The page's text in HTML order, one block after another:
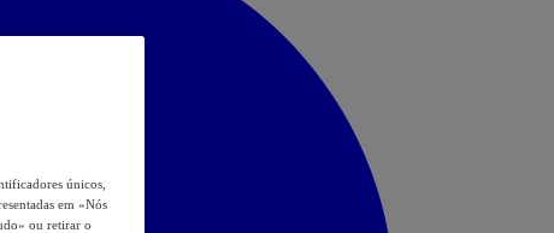
únicos,
em «Nós
ou retirar o